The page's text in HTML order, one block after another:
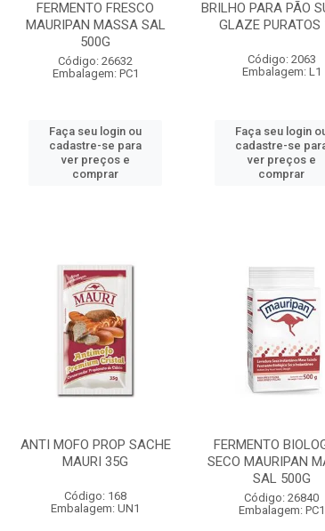
FERMENTO FRESCO
MAURIPAN MASSA SAL
500G
Código: 26632
Embalagem: PC1
Faça seu login ou
cadastre-se para
ver preços e
comprar
BRILHO PARA PÃO
GLAZE PURATOS
Código: 2063
Embalagem: L1
Faça seu login
cadastre-se
ver preços e
comprar
ANTI MOFO PROP SACHE
MAURI 35G
Código: 168
Embalagem: UN1
FERMENTO
SECO MAURIPAN
SAL 500G
Código: 26840
Embalagem: PC1